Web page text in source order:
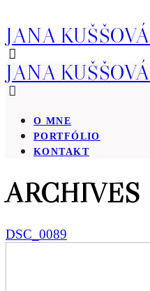
JANA KUŠŠOVÁ
JANA KUŠŠOVÁ
O MNE
PORTFÓLIO
KONTAKT
ARCHIVES
DSC_0089